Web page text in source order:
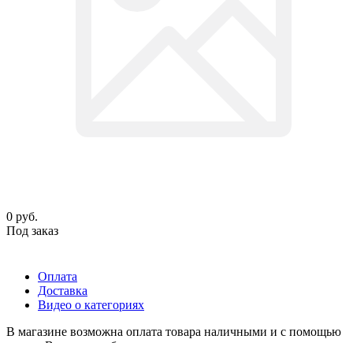
0 руб.
Под заказ
Оплата
Доставка
Видео о категориях
В магазине возможна оплата товара наличными и с помощью